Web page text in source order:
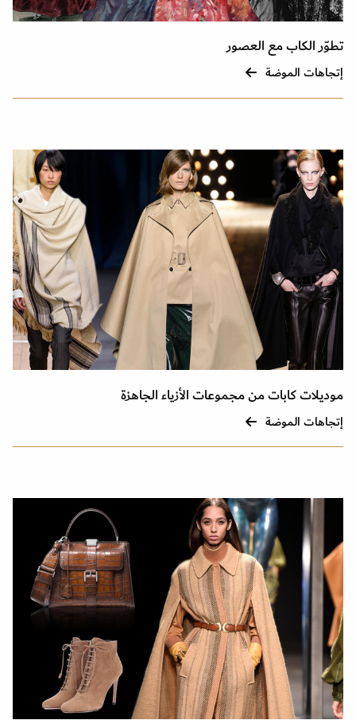
تطوّر الكاب مع العصور
إتجاهات الموضة
موديلات كابات من مجموعات الأزياء الجاهزة
إتجاهات الموضة